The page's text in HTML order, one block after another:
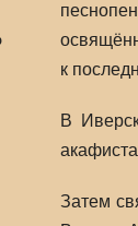
к
В
Затем